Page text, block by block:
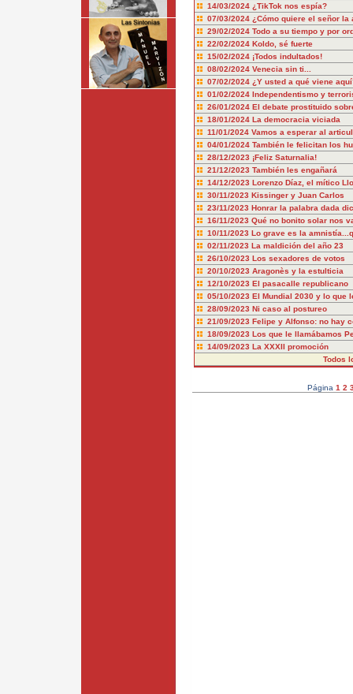
14/03/2024 ¿TikTok nos espía?
07/03/2024 ¿Cómo quiere el señor la
29/02/2024 Todo a su tiempo y por
22/02/2024 Koldo, sé fuerte
15/02/2024 ¡Todos indultados!
08/02/2024 Venecia sin ti...
07/02/2024 ¿Y usted a qué viene
01/02/2024 Independentismo y
26/01/2024 El debate prostituido
18/01/2024 La democracia viciada
11/01/2024 Vamos a esperar al
04/01/2024 También le felicitan los
28/12/2023 ¡Feliz Saturnalia!
21/12/2023 También les engañará
14/12/2023 Lorenzo Díaz, el mítico
30/11/2023 Kissinger y Juan Carlos
23/11/2023 Honrar la palabra dada
16/11/2023 Qué no bonito solar nos
10/11/2023 Lo grave es la
02/11/2023 La maldición del año 23
26/10/2023 Los sexadores de votos
20/10/2023 Aragonès y la estulticia
12/10/2023 El pasacalle republicano
05/10/2023 El Mundial 2030 y lo que
28/09/2023 Ni caso al postureo
21/09/2023 Felipe y Alfonso: no hay
18/09/2023 Los que le llamábamos
14/09/2023 La XXXII promoción
Todos
Página 1 2